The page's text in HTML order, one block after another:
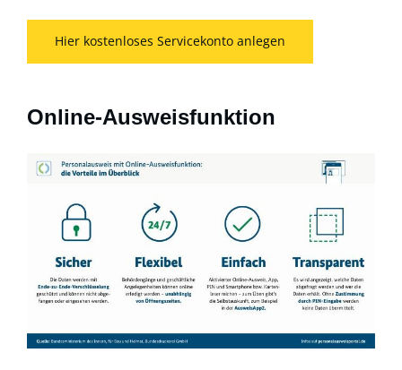
Hier kostenloses Servicekonto anlegen
Online-Ausweisfunktion